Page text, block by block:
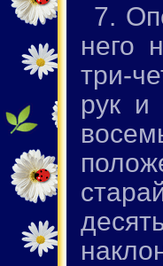
7.
него
три-
рук и